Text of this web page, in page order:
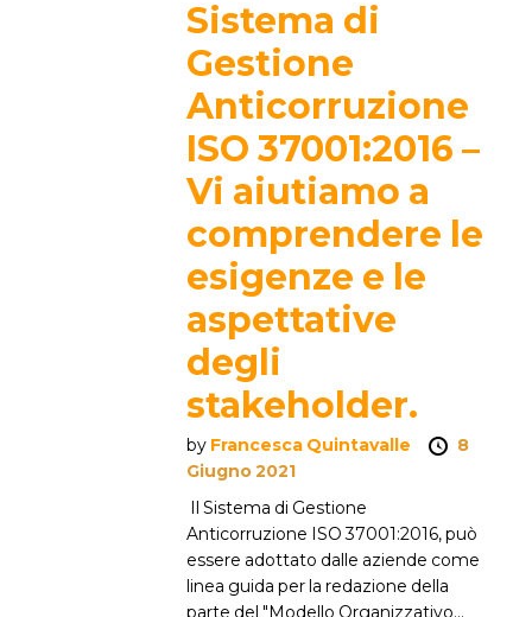
Sistema di
Gestione
Anticorruzione
ISO 37001:2016 –
Vi aiutiamo a
comprendere le
esigenze e le
aspettative
degli
stakeholder.
by Francesca Quintavalle
8
Giugno 2021
Il Sistema di Gestione
Anticorruzione ISO 37001:2016, può
essere adottato dalle aziende come
linea guida per la redazione della
parte del "Modello Organizzativo...